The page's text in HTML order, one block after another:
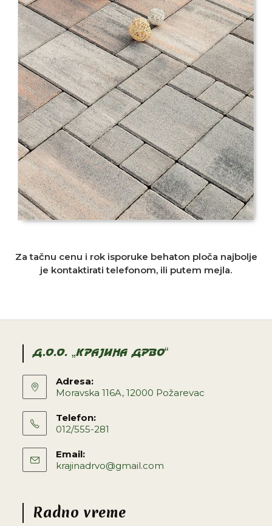
Za tačnu cenu i rok isporuke behaton ploča najbolje
je kontaktirati telefonom, ili putem mejla.
D.O.O. „KRAJINA DRVO“
Adresa:
Moravska 116A, 12000 Požarevac
Telefon:
012/555-281
Email:
krajinadrvo@gmail.com
Radno vreme